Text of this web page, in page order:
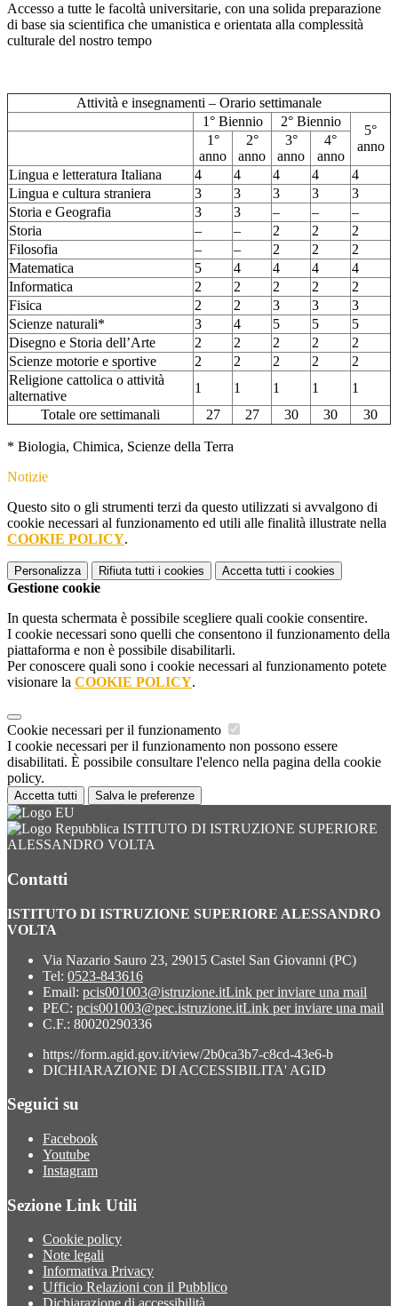
Accesso a tutte le facoltà universitarie, con una solida preparazione
di base sia scientifica che umanistica e orientata alla complessità
culturale del nostro tempo
Attività e insegnamenti – Orario settimanale
1° Biennio
2° Biennio
5°
anno
1°
anno
2°
anno
3°
anno
4°
anno
Lingua e letteratura Italiana
4 4 4 4
4
Lingua e cultura straniera
3 3 3 3
3
Storia e Geografia
3 3 – –
–
Storia
– – 2 2
2
Filosofia
– – 2 2
2
Matematica
5 4 4 4
4
Informatica
2 2 2 2
2
Fisica
2 2 3 3
3
Scienze naturali*
3 4 5 5
5
Disegno e Storia dell’Arte
2 2 2 2
2
Scienze motorie e sportive
2 2 2 2
2
Religione cattolica o attività
alternative
1 1 1 1
1
Totale ore settimanali
27 27 30 30 30
* Biologia, Chimica, Scienze della Terra
Notizie
Questo sito o gli strumenti terzi da questo utilizzati si avvalgono di
cookie necessari al funzionamento ed utili alle finalità illustrate nella
COOKIE POLICY.
Personalizza Rifiuta tutti i cookies Accetta tutti i cookies
Gestione cookie
In questa schermata è possibile scegliere quali cookie consentire.
I cookie necessari sono quelli che consentono il funzionamento della
piattaforma e non è possibile disabilitarli.
Per conoscere quali sono i cookie necessari al funzionamento potete
visionare la COOKIE POLICY.
Cookie necessari per il funzionamento
I cookie necessari per il funzionamento non possono essere
disabilitati. È possibile consultare l'elenco nella pagina della cookie
policy.
Accetta tutti Salva le preferenze
ISTITUTO DI ISTRUZIONE SUPERIORE
ALESSANDRO VOLTA
Contatti
ISTITUTO DI ISTRUZIONE SUPERIORE ALESSANDRO
VOLTA
Via Nazario Sauro 23, 29015 Castel San Giovanni (PC)
Tel: 0523-843616
Email: pcis001003@istruzione.itLink per inviare una mail
PEC: pcis001003@pec.istruzione.itLink per inviare una mail
C.F.: 80020290336
https://form.agid.gov.it/view/2b0ca3b7-c8cd-43e6-b
DICHIARAZIONE DI ACCESSIBILITA' AGID
Seguici su
Facebook
Youtube
Instagram
Sezione Link Utili
Cookie policy
Note legali
Informativa Privacy
Ufficio Relazioni con il Pubblico